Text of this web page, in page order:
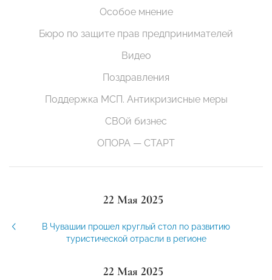
Особое мнение
Бюро по защите прав предпринимателей
Видео
Поздравления
Поддержка МСП. Антикризисные меры
СВОй бизнес
ОПОРА — СТАРТ
22 Мая 2025
В Чувашии прошел круглый стол по развитию
туристической отрасли в регионе
22 Мая 2025